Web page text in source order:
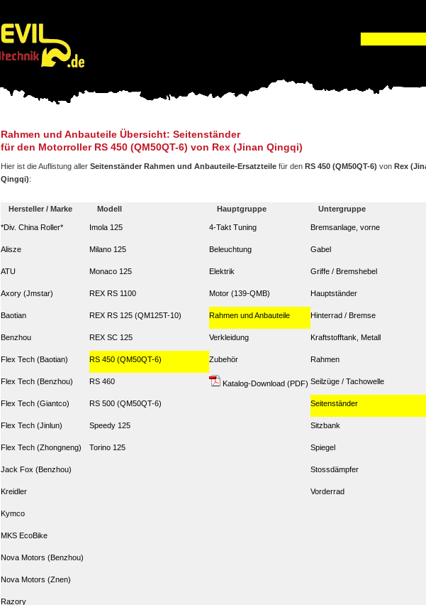
Rahmen und Anbauteile Übersicht: Seitenständer
für den Motorroller RS 450 (QM50QT-6) von Rex (Jinan Qingqi)
Hier ist die Auflistung aller Seitenständer Rahmen und Anbauteile-Ersatzteile für den RS 450 (QM50QT-6) von Rex
Qingqi):
Hersteller / Marke Modell Hauptgruppe Untergruppe
*Div. China Roller*
Alisze
ATU
Axory (Jmstar)
Baotian
Benzhou
Flex Tech (Baotian)
Flex Tech (Benzhou)
Flex Tech (Giantco)
Flex Tech (Jinlun)
Flex Tech (Zhongneng)
Jack Fox (Benzhou)
Kreidler
Kymco
MKS EcoBike
Nova Motors (Benzhou)
Nova Motors (Znen)
Razory
Imola 125
Milano 125
Monaco 125
REX RS 1100
REX RS 125 (QM125T-10)
REX SC 125
RS 450 (QM50QT-6)
RS 460
RS 500 (QM50QT-6)
Speedy 125
Torino 125
4-Takt Tuning
Beleuchtung
Elektrik
Motor (139-QMB)
Rahmen und Anbauteile
Verkleidung
Zubehör
Katalog-Download (PDF)
Bremsanlage, vorne
Gabel
Griffe / Bremshebel
Hauptständer
Hinterrad / Bremse
Kraftstofftank, Metall
Rahmen
Seilzüge / Tachowelle
Seitenständer
Sitzbank
Spiegel
Stossdämpfer
Vorderrad